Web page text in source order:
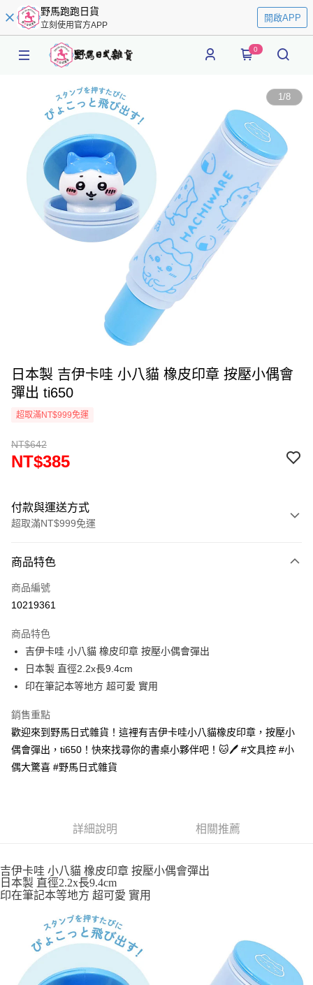
野馬跑跑日貨
立刻使用官方APP
開啟APP
0
1/8
日本製 吉伊卡哇 小八貓 橡皮印章 按壓小偶會
彈出 ti650
超取滿NT$999免運
NT$642
NT$385
付款與運送方式
超取滿NT$999免運
信用卡一次付款
信用卡分期付款
合作金庫商業銀行
華南商業銀行
彰化商業銀行
上海商業儲蓄銀行
國泰世華商業銀行
匯豐（台灣）商業銀行
聯邦商業銀行
遠東國際商業銀行
元大商業銀行
永豐商業銀行
台新國際商業銀行
超商取貨付款
LINE Pay
街口支付
悠遊付
Google Pay
每筆NT$65，滿NT$999(含以上)免運費
付款後全家取貨
每筆NT$65，滿NT$999(含以上)免運費
7-11取貨付款
每筆NT$65，滿NT$999(含以上)免運費
商品特色
商品編號
10219361
商品特色
吉伊卡哇 小八貓 橡皮印章 按壓小偶會彈出
日本製 直徑2.2x長9.4cm
印在筆記本等地方 超可愛 實用
銷售重點
歡迎來到野馬日式雜貨！這裡有吉伊卡哇小八貓橡皮印章，按壓小
偶會彈出，ti650！快來找尋你的書桌小夥伴吧！🐱🖊️ #文具控 #小
偶大驚喜 #野馬日式雜貨
詳細說明 相關推薦
吉伊卡哇 小八貓 橡皮印章 按壓小偶會彈出
日本製 直徑2.2x長9.4cm
印在筆記本等地方 超可愛 實用